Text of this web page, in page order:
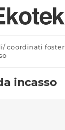
coordinati foster
incasso